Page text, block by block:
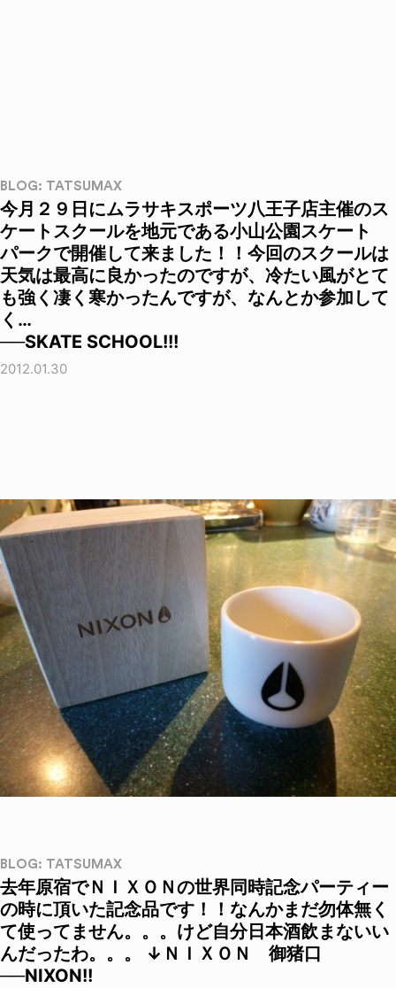
BLOG: TATSUMAX
今月２９日にムラサキスポーツ八王子店主催のス
ケートスクールを地元である小山公園スケート
パークで開催して来ました！！今回のスクールは
天気は最高に良かったのですが、冷たい風がとて
も強く凄く寒かったんですが、なんとか参加して
く…
──SKATE SCHOOL!!!
2012.01.30
BLOG: TATSUMAX
去年原宿でＮＩＸＯＮの世界同時記念パーティー
の時に頂いた記念品です！！なんかまだ勿体無く
て使ってません。。。けど自分日本酒飲まないい
んだったわ。。。 ↓ＮＩＸＯＮ 御猪口
──NIXON!!